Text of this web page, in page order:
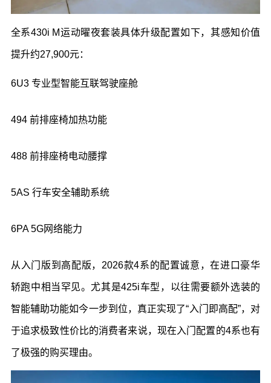
全系430i M运动曜夜套装具体升级配置如下，其感知价值
提升约27,900元：
6U3 专业型智能互联驾驶座舱
494 前排座椅加热功能
488 前排座椅电动腰撑
5AS 行车安全辅助系统
6PA 5G网络能力
从入门版到高配版， 2026款4系的配置诚意，在进口豪华
轿跑中相当罕见。尤其是425i车型，以往需要额外选装的
智能辅助功能如今一步到位，真正实现了“ 入门即高配”， 对
于追求极致性价比的消费者来说，现在入门配置的4系也有
了极强的购买理由。